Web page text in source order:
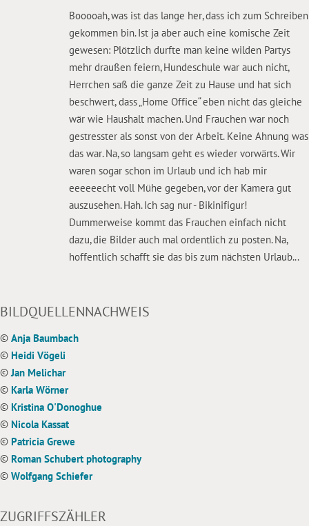
Booooah, was ist das lange her, dass ich zum Schreiben
gekommen bin. Ist ja aber auch eine komische Zeit
gewesen: Plötzlich durfte man keine wilden Partys
mehr draußen feiern, Hundeschule war auch nicht,
Herrchen saß die ganze Zeit zu Hause und hat sich
beschwert, dass „Home Office“ eben nicht das gleiche
wär wie Haushalt machen. Und Frauchen war noch
gestresster als sonst von der Arbeit. Keine Ahnung was
das war. Na, so langsam geht es wieder vorwärts. Wir
waren sogar schon im Urlaub und ich hab mir
eeeeeecht voll Mühe gegeben, vor der Kamera gut
auszusehen. Hah. Ich sag nur - Bikinifigur!
Dummerweise kommt das Frauchen einfach nicht
dazu, die Bilder auch mal ordentlich zu posten. Na,
hoffentlich schafft sie das bis zum nächsten Urlaub...
BILDQUELLENNACHWEIS
© Anja Baumbach
© Heidi Vögeli
© Jan Melichar
© Karla Wörner
© Kristina O'Donoghue
© Nicola Kassat
© Patricia Grewe
© Roman Schubert photography
© Wolfgang Schiefer
ZUGRIFFSZÄHLER